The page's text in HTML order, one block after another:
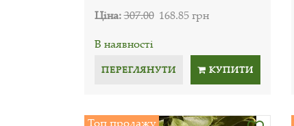
Ціна:307.00 168.85 грн
В наявності
ПЕРЕГЛЯНУТИ КУПИТИ
Топ продажу